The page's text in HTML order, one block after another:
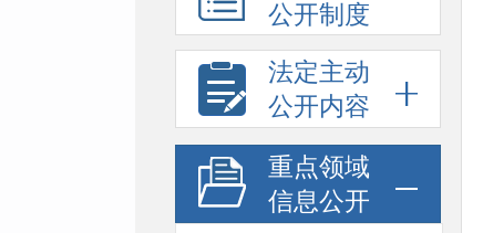
公开制度
法定主动
公开内容
重点领域
信息公开